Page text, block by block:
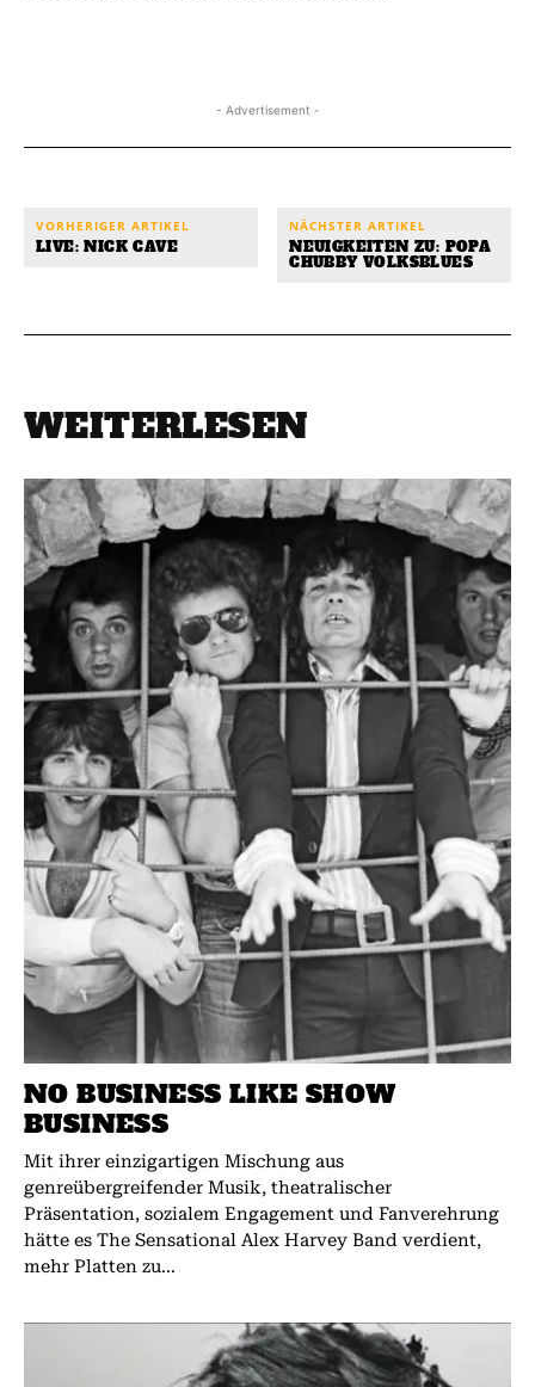
- Advertisement -
VORHERIGER ARTIKEL
LIVE: NICK CAVE
NÄCHSTER ARTIKEL
NEUIGKEITEN ZU: POPA
CHUBBY VOLKSBLUES
WEITERLESEN
NO BUSINESS LIKE SHOW
BUSINESS
Mit ihrer einzigartigen Mischung aus
genreübergreifender Musik, theatralischer
Präsentation, sozialem Engagement und Fanverehrung
hätte es The Sensational Alex Harvey Band verdient,
mehr Platten zu...